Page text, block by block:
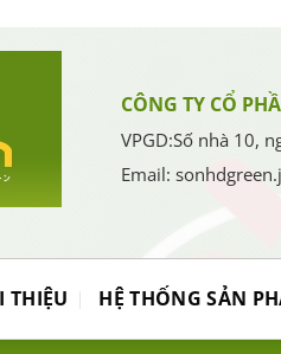
CÔNG TY CỔ
VPGD:Số nhà 10,
Email:
THIỆU HỆ THỐNG SẢN